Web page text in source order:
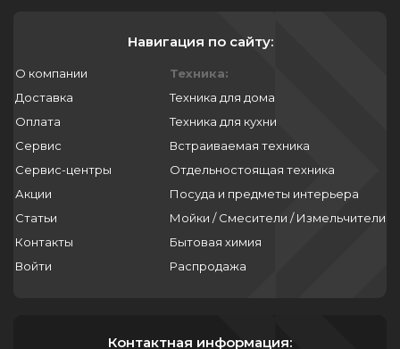
Навигация по сайту:
О компании
Доставка
Оплата
Сервис
Сервис-центры
Акции
Статьи
Контакты
Войти
Техника:
Техника для дома
Техника для кухни
Встраиваемая техника
Отдельностоящая техника
Посуда и предметы интерьера
Мойки / Смесители / Измельчители
Бытовая химия
Распродажа
Контактная информация: